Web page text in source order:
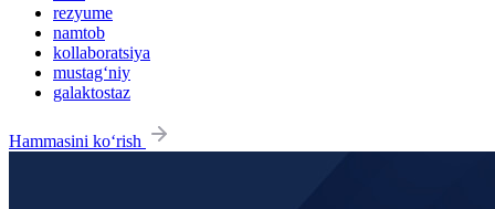
rezyume
namtob
kollaboratsiya
mustag‘niy
galaktostaz
Hammasini ko‘rish